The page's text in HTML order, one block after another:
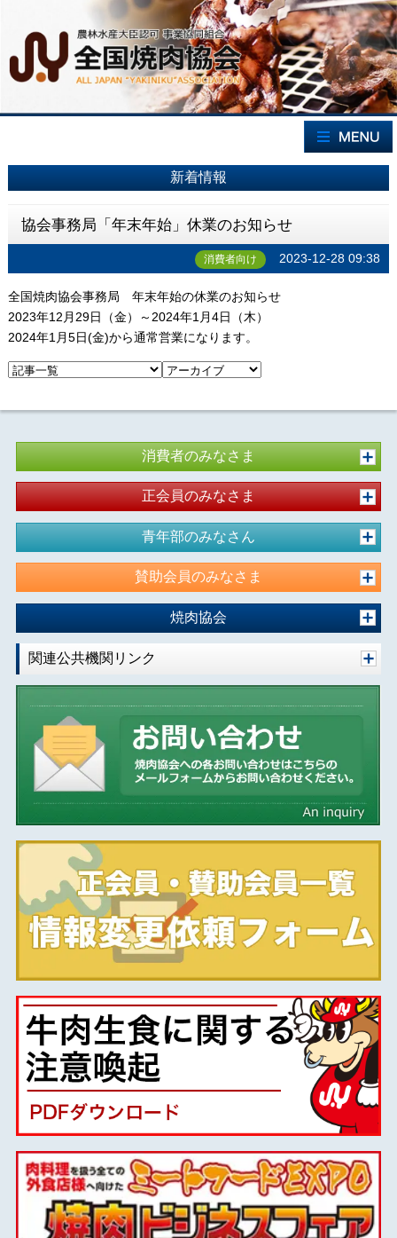
新着情報
協会事務局「年末年始」休業のお知らせ
消費者向け 2023-12-28 09:38
全国焼肉協会事務局 年末年始の休業のお知らせ
2023年12月29日（金）～2024年1月4日（木）
2024年1月5日(金)から通常営業になります。
消費者のみなさま
正会員のみなさま
青年部のみなさん
賛助会員のみなさま
焼肉協会
関連公共機関リンク